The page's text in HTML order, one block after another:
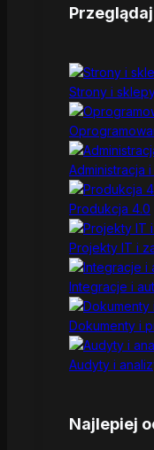
Strony i
Administracja
Produkcja 4.0
Projekty IT i
Integracje i
Dokumenty i
Audyty i
Najlepiej